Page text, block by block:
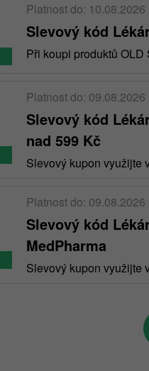
Platnost do: 10.08.2026
Slevový kód
Při koupi produktů
Platnost do: 09.08.2026
Slevový kód
nad 599 Kč
Slevový kupon využijte
Platnost do: 09.08.2026
Slevový kód
MedPharma
Slevový kupon využijte